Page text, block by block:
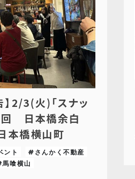
】2/3(火)「スナッ
日本橋余白
本橋横山町
ント
#さんかく不動産
喰横山